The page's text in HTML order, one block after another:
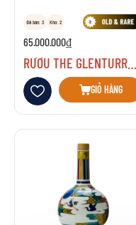
Đã bán: 3 Kho: 2
65.000.000₫
RƯỢU THE GLENTURRET JAGUAR E TYPE
Thêm vào danh sách yêu thích
GIỎ HÀNG